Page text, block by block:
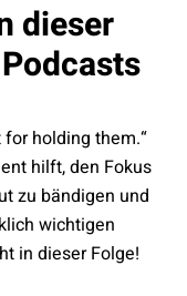
dieser
holding them.“
hilft, den Fokus
zu bändigen und
wichtigen
in dieser Folge!